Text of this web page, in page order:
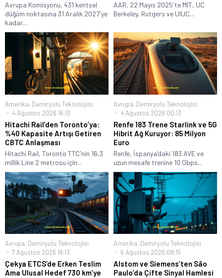
Avrupa Komisyonu, 431 kentsel
düğüm noktasına 31 Aralık 2027'ye
kadar...
AAR, 22 Mayıs 2025'te MIT, UC
Berkeley, Rutgers ve UIUC...
Amerika, Demiryolu Teknolojisi
4 Ağustos 2026 16:13
Hitachi Rail’den Toronto’ya:
%40 Kapasite Artışı Getiren
CBTC Anlaşması
Hitachi Rail, Toronto TTC'nin 16,3
millik Line 2 metrosu için...
Avrupa, Demiryolu Teknolojisi
4 Ağustos 2026 00:13
Renfe 183 Trene Starlink ve 5G
Hibrit Ağ Kuruyor: 85 Milyon
Euro
Renfe, İspanya’daki 183 AVE ve
uzun mesafe trenine 10 Gbps...
Avrupa, Demiryolu Teknolojisi
7 Ağustos 2026 18:13
Çekya ETCS’de Erken Teslim
Ama Ulusal Hedef 730 km’ye
Amerika, Demiryolu Teknolojisi
6 Ağustos 2026 08:15
Alstom ve Siemens’ten São
Paulo’da Çifte Sinyal Hamlesi